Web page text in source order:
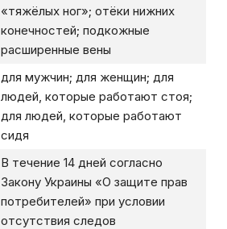
«тяжёлых ног»; отёки нижних
конечностей; подкожные
расширенные вены
для мужчин; для женщин; для
людей, которые работают стоя;
для людей, которые работают
сидя
В течение 14 дней согласно
Закону Украины «О защите прав
потребителей» при условии
отсутствия следов